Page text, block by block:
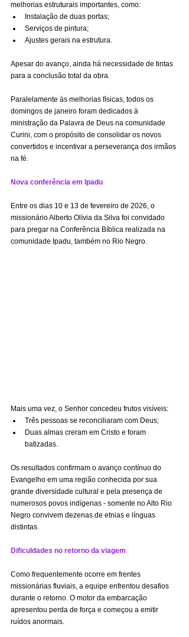
melhorias estruturais importantes, como:
Instalação de duas portas;
Serviços de pintura;
Ajustes gerais na estrutura.
Apesar do avanço, ainda há necessidade de tintas
para a conclusão total da obra.
Paralelamente às melhorias físicas, todos os
domingos de janeiro foram dedicados à
ministração da Palavra de Deus na comunidade
Curini, com o propósito de consolidar os novos
convertidos e incentivar a perseverança dos irmãos
na fé.
Nova conferência em Ipadu
Entre os dias 10 e 13 de fevereiro de 2026, o
missionário Alberto Olívia da Silva foi convidado
para pregar na Conferência Bíblica realizada na
comunidade Ipadu, também no Rio Negro.
Mais uma vez, o Senhor concedeu frutos visíveis:
Três pessoas se reconciliaram com Deus;
Duas almas creram em Cristo e foram
batizadas.
Os resultados confirmam o avanço contínuo do
Evangelho em uma região conhecida por sua
grande diversidade cultural e pela presença de
numerosos povos indígenas - somente no Alto Rio
Negro convivem dezenas de etnias e línguas
distintas.
Dificuldades no retorno da viagem
Como frequentemente ocorre em frentes
missionárias fluviais, a equipe enfrentou desafios
durante o retorno. O motor da embarcação
apresentou perda de força e começou a emitir
ruídos anormais.